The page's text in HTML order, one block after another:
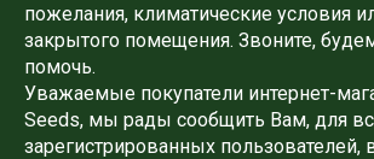
пожелания, климатические условия
закрытого помещения. Звоните,
помочь.
Уважаемые покупатели интернет-
Seeds, мы рады сообщить Вам, для
зарегистрированных